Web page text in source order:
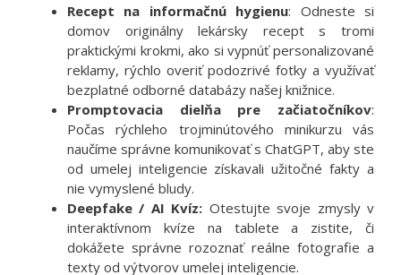
Recept na informačnú hygienu: Odneste si
domov originálny lekársky recept s tromi
praktickými krokmi, ako si vypnúť personalizované
reklamy, rýchlo overiť podozrivé fotky a využívať
bezplatné odborné databázy našej knižnice.
Promptovacia dielňa pre začiatočníkov:
Počas rýchleho trojminútového minikurzu vás
naučíme správne komunikovať s ChatGPT, aby ste
od umelej inteligencie získavali užitočné fakty a
nie vymyslené bludy.
Deepfake / AI Kvíz: Otestujte svoje zmysly v
interaktívnom kvíze na tablete a zistite, či
dokážete správne rozoznať reálne fotografie a
texty od výtvorov umelej inteligencie.